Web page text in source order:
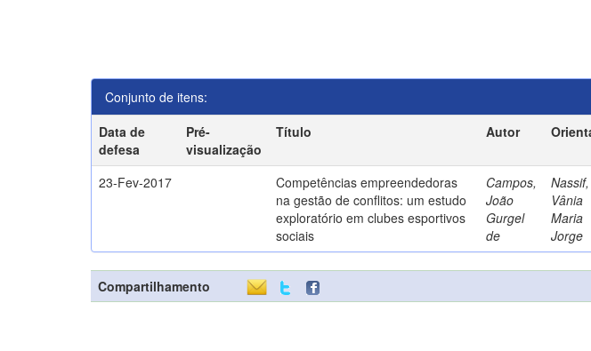
Conjunto de itens:
Data de
defesa
Pré-
visualização
Título Autor
23-Fev-2017
Competências empreendedoras
na gestão de conflitos: um estudo
exploratório em clubes esportivos
sociais
Campos,
João
Gurgel
de
Nassif,
Vânia
Maria
Jorge
Compartilhamento